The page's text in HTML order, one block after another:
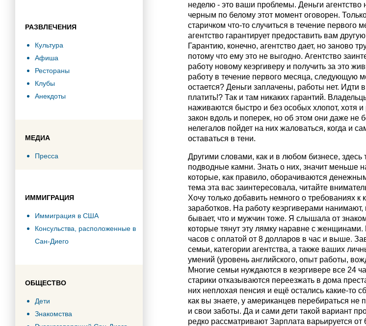
РАЗВЛЕЧЕНИЯ
Культура
Афиша
Рестораны
Клубы
Анекдоты
МЕДИА
Пресса
ИММИГРАЦИЯ
Иммиграция в США
Консульства, расположенные в
Сан-Диего
ОБЩЕСТВО
Дети
Знакомства
неделю - это ваши проблемы. Деньги агентство
черным по белому этот момент оговорен.
старичком что-то случиться в течение первого
агентство гарантирует предоставить вам
Гарантию, конечно, агентство дает, но заново
потому что ему это не выгодно. Агентство
работу новому кеэргиверу и получить за это
работу в течение первого месяца, следующую
остается? Деньги заплачены, работы нет. Идти
платить!? Так и там никаких гарантий.
наживаются быстро и без особых хлопот, хотя и
закон вдоль и поперек, но об этом они даже не
нелегалов пойдет на них жаловаться, когда и
оставаться в тени.
Другими словами, как и в любом бизнесе, здесь
подводные камни. Знать о них, значит меньше
которые, как правило, оборачиваются
тема эта вас заинтересовала, читайте
Хочу только добавить немного о требованиях к
заработков. На работу кеэргиверами
бывает, что и мужчин тоже. Я слышала от
которые тянут эту лямку наравне с
часов с оплатой от 8 долларов в час и выше.
семьи, категории агентства, а также ваших
умений (уровень английского, опыт работы,
Многие семьи нуждаются в кеэргивере все 24
старики отказываются переезжать в дома
них неплохая пенсия и ещё остались какие-то
как вы знаете, у американцев перебираться не
и свои заботы. Да и сами дети такой вариант
редко рассматривают Зарплата варьируется от